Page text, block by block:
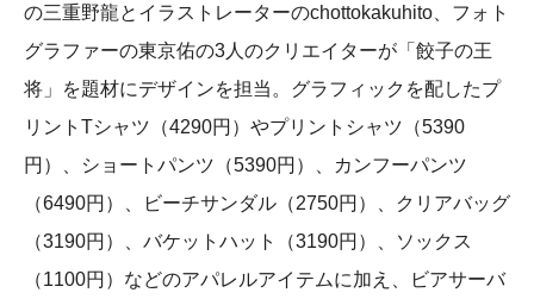
の三重野龍とイラストレーターのchottokakuhito、フォト
グラファーの東京佑の3人のクリエイターが「餃子の王
将」を題材にデザインを担当。グラフィックを配したプ
リントTシャツ（4290円）やプリントシャツ（5390
円）、ショートパンツ（5390円）、カンフーパンツ
（6490円）、ビーチサンダル（2750円）、クリアバッグ
（3190円）、バケットハット（3190円）、ソックス
（1100円）などのアパレルアイテムに加え、ビアサーバ